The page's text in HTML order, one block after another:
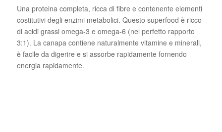
Una proteina completa, ricca di fibre e contenente elementi
costitutivi degli enzimi metabolici. Questo superfood è ricco
di acidi grassi omega-3 e omega-6 (nel perfetto rapporto
3:1). La canapa contiene naturalmente vitamine e minerali,
è facile da digerire e si assorbe rapidamente fornendo
energia rapidamente.